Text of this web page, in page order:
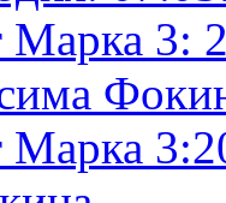
Марка 3:
Марка